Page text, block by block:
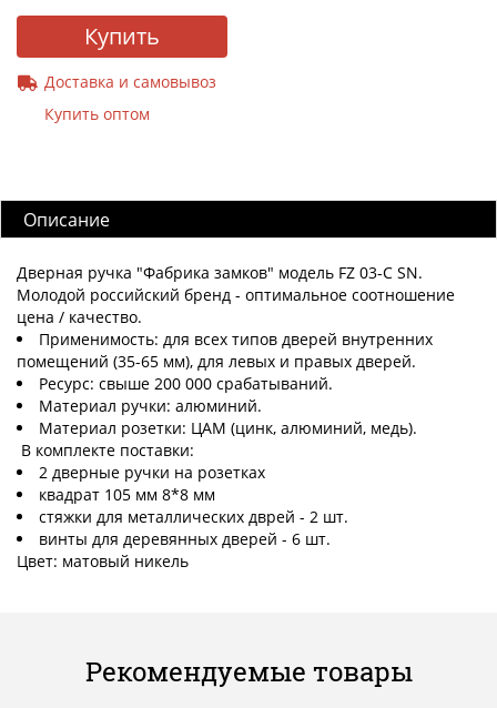
Купить
Доставка и самовывоз
Купить оптом
Описание
Дверная ручка "Фабрика замков" модель FZ 03-C SN.
Молодой российский бренд - оптимальное соотношение
цена / качество.
Применимость: для всех типов дверей внутренних
помещений (35-65 мм), для левых и правых дверей.
Ресурс: свыше 200 000 срабатываний.
Материал ручки: алюминий.
Материал розетки: ЦАМ (цинк, алюминий, медь).
В комплекте поставки:
2 дверные ручки на розетках
квадрат 105 мм 8*8 мм
стяжки для металлических дврей - 2 шт.
винты для деревянных дверей - 6 шт.
Цвет: матовый никель
Рекомендуемые товары